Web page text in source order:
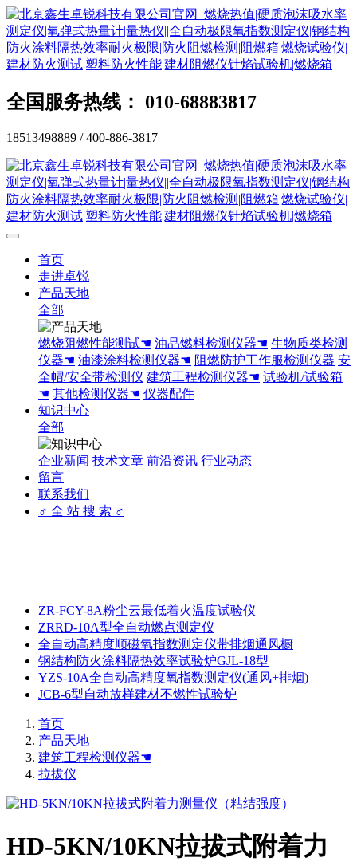
全国服务热线： 010-68883817
18513498889 / 400-886-3817
首页
走进卓锐
产品天地
全部
燃烧阻燃性能测试☚ 油品燃料检测仪器☚ 生物质类检测
仪器☚ 油漆涂料检测仪器☚ 阻燃防护工作服检测仪器 安
全帽/安全带检测仪 建筑工程检测仪器☚ 试验机/试验箱
☚ 其他检测仪器☚ 仪器配件
知识中心
全部
企业新闻 技术文章 前沿资讯 行业动态
留言
联系我们
♂ 全 站 搜 索 ♂
ZR-FCY-8A粉尘云最低着火温度试验仪
ZRRD-10A型全自动燃点测定仪
全自动高精度顺磁氧指数测定仪带排烟通风橱
钢结构防火涂料隔热效率试验炉GJL-18型
YZS-10A全自动高精度氧指数测定仪(通风+排烟)
JCB-6型自动放样建材不燃性试验炉
首页
产品天地
建筑工程检测仪器☚
拉拔仪
HD-5KN/10KN拉拔式附着力